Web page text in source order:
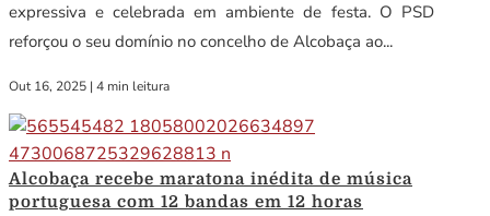
expressiva e celebrada em ambiente de festa. O PSD
reforçou o seu domínio no concelho de Alcobaça ao...
Out 16, 2025 | 4 min leitura
Alcobaça recebe maratona inédita de música
portuguesa com 12 bandas em 12 horas